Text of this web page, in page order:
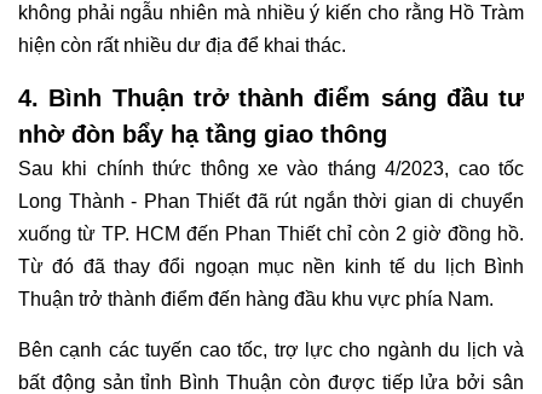
không phải ngẫu nhiên mà nhiều ý kiến cho rằng Hồ Tràm
hiện còn rất nhiều dư địa để khai thác.
4. Bình Thuận trở thành điểm sáng đầu tư
nhờ đòn bẩy hạ tầng giao thông
Sau khi chính thức thông xe vào tháng 4/2023, cao tốc
Long Thành - Phan Thiết đã rút ngắn thời gian di chuyển
xuống từ TP. HCM đến Phan Thiết chỉ còn 2 giờ đồng hồ.
Từ đó đã thay đổi ngoạn mục nền kinh tế du lịch Bình
Thuận trở thành điểm đến hàng đầu khu vực phía Nam.
Bên cạnh các tuyến cao tốc, trợ lực cho ngành du lịch và
bất động sản tỉnh Bình Thuận còn được tiếp lửa bởi sân